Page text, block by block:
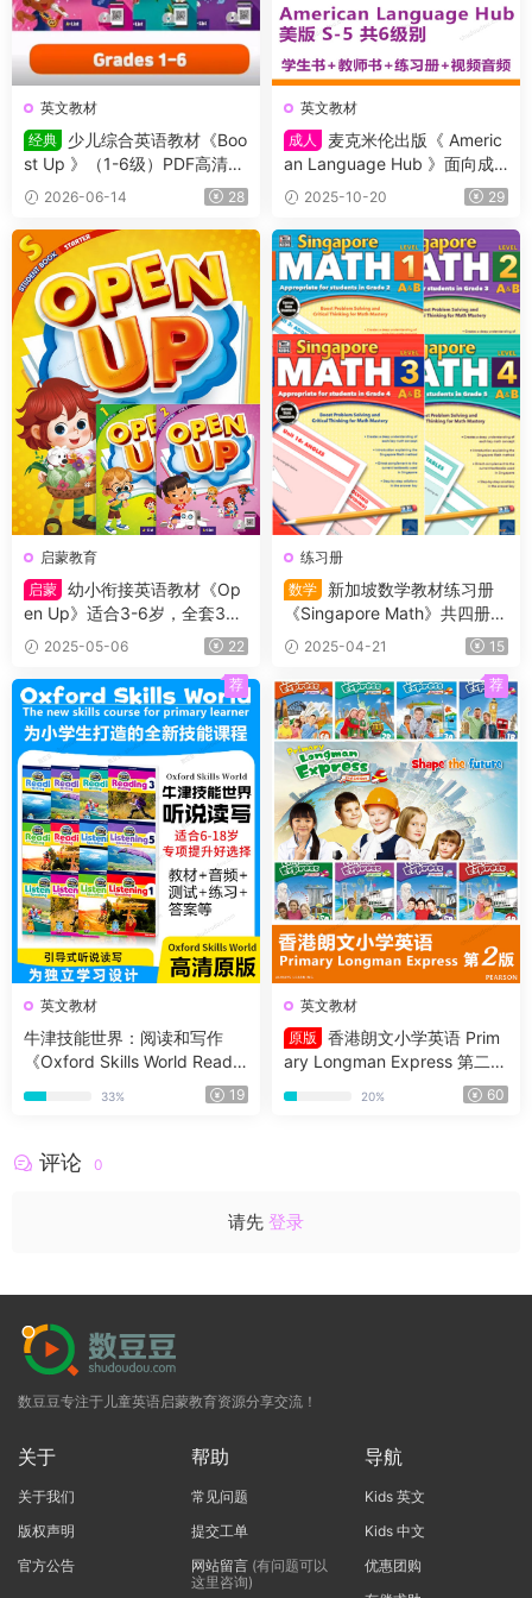
英文教材
经典
少儿综合英语教材《Boo
st Up 》（1-6级）PDF高清原
版教材，学生书+课本答案试
题+音频等，适合7-16岁学生
2026-06-14 28
英文教材
成人
麦克米伦出版《 Americ
an Language Hub 》面向成
人的六级别通用英语教材，CE
FR等级横跨A1 – C1，学生书
+教师书+练习册+视频音频
2025-10-20 29
启蒙教育
启蒙 幼小衔接英语教材《Op
en Up》适合3-6岁，全套3个
级别（Starter,1,2级）学生书
+练习册及测试等（含答案）
+音频
2025-05-06 22
练习册
数学
新加坡数学教材练习册
《Singapore Math》共四册
（L1-L4）适合小学2~5年级的
学生
2025-04-21 15
英文教材
牛津技能世界：阅读和写作
《Oxford Skills World Readin
g With Writing 》G1-G6全套
含教材、音频、测试、练习、
33% 19
荐
英文教材
原版
香港朗文小学英语 Prim
ary Longman Express 第二版
1A-6B全套高清原版PDF+音频
20% 60
荐
评论 0
请先 登录
数豆豆专注于儿童英语启蒙教育资源分享交流！
关于
关于我们
版权声明
官方公告
帮助
常见问题
提交工单
网站留言(有问题可以
这里咨询)
导航
Kids 英文
Kids 中文
优惠团购